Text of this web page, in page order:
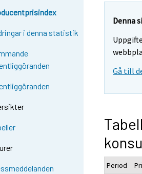
i denna statistik
Denna
Gå till
Period